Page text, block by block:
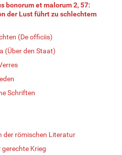
bonorum et malorum 2, 57:
der Lust führt zu schlechtem
(De officiis)
(Über den Staat)
Schriften
der römischen Literatur
gerechte Krieg